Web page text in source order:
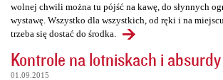
wolnej chwili można tu pójść na kawę, do słynnych
wystawę. Wszystko dla wszystkich, od ręki i na
trzeba się dostać do środka.
Kontrole na lotniskach i
01.09.2015